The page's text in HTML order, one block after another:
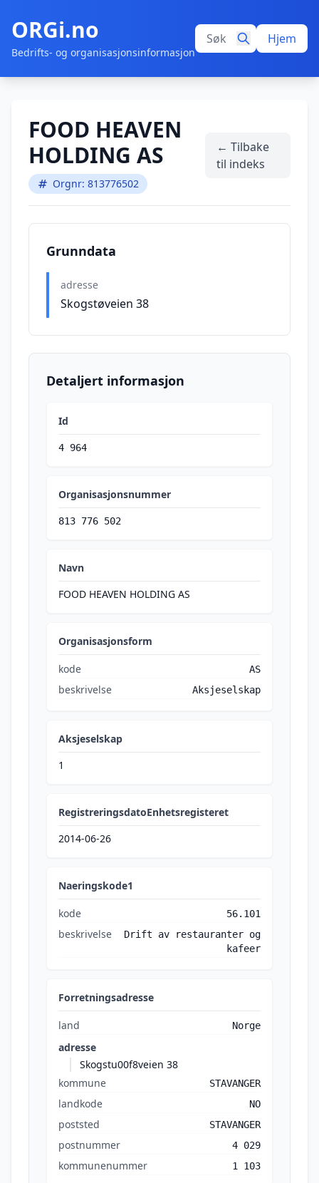
ORGi.no
Bedrifts- og organisasjonsinformasjon
Hjem
FOOD HEAVEN
HOLDING AS
Orgnr: 813776502
← Tilbake
til indeks
Grunndata
adresse
Skogstøveien 38
Detaljert informasjon
Id
4 964
Organisasjonsnummer
813 776 502
Navn
FOOD HEAVEN HOLDING AS
Organisasjonsform
kode AS
beskrivelse Aksjeselskap
Aksjeselskap
1
RegistreringsdatoEnhetsregisteret
2014-06-26
Naeringskode1
kode 56.101
beskrivelse
Drift av restauranter og
kafeer
Forretningsadresse
land Norge
adresse
Skogstu00f8veien 38
kommune
STAVANGER
landkode NO
poststed STAVANGER
postnummer 4 029
kommunenummer 1 103